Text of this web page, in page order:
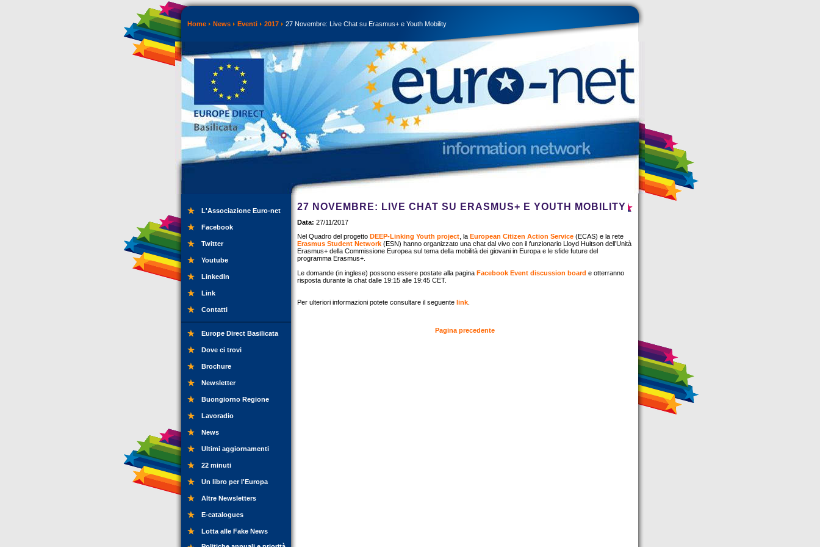
Home News Eventi 2017 27 Novembre: Live Chat su Erasmus+ e Youth Mobility
L'Associazione Euro-net
Facebook
Twitter
Youtube
LinkedIn
Link
Contatti
Europe Direct Basilicata
Dove ci trovi
Brochure
Newsletter
Buongiorno Regione
Lavoradio
News
Ultimi aggiornamenti
22 minuti
Un libro per l'Europa
Altre Newsletters
E-catalogues
Lotta alle Fake News
27 NOVEMBRE: LIVE CHAT SU ERASMUS+ E YOUTH MOBILITY
Data: 27/11/2017
Nel Quadro del progetto DEEP-Linking Youth project , la European Citizen Action Service (ECAS) e la rete
Erasmus Student Network (ESN) hanno organizzato una chat dal vivo con il funzionario Lloyd Huitson dell’Unità
Erasmus+ della Commissione Europea sul tema della mobilità dei giovani in Europa e le sfide future del
programma Erasmus+.
Le domande (in inglese) possono essere postate alla pagina Facebook Event discussion board e otterranno
risposta durante la chat dalle 19:15 alle 19:45 CET.
Per ulteriori informazioni potete consultare il seguente link
Pagina precedente